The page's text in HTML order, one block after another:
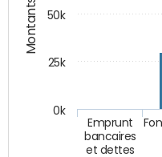
Emprunt
bancaires
et dettes
0k
25k
50k